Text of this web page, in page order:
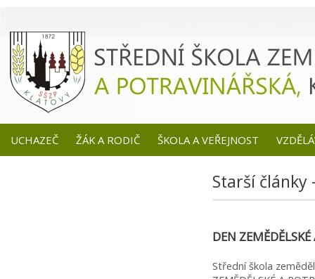
UCHAZEČ ŽÁK A RODIČ ŠKOLA A VEŘEJNOST
Starší články
DEN
Střední škola